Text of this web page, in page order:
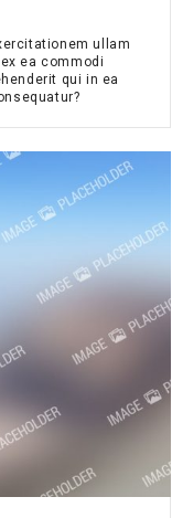
ullam
ea commodi
qui in ea